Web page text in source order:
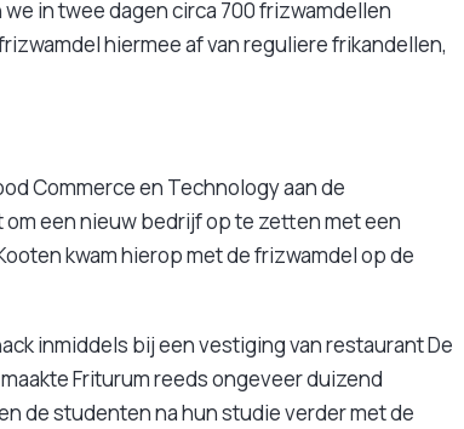
in twee dagen circa 700 frizwamdellen
hiermee af van reguliere frikandellen,
Commerce en Technology aan de
een nieuw bedrijf op te zetten met een
kwam hierop met de frizwamdel op de
inmiddels bij een vestiging van restaurant De
Friturum reeds ongeveer duizend
de studenten na hun studie verder met de